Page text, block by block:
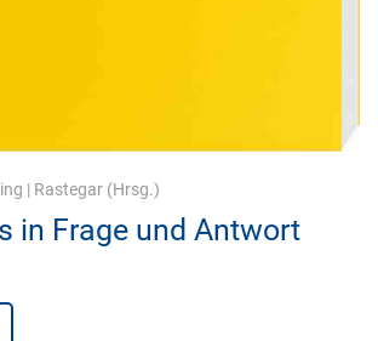
| Rastegar (Hrsg.)
in Frage und Antwort